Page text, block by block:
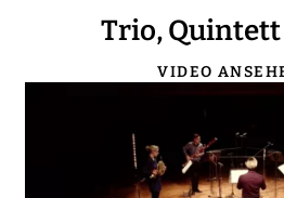
Trio,
VIDEO